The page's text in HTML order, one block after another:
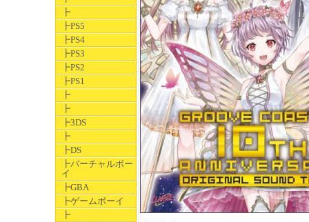
┣
┣PS5
┣PS4
┣PS3
┣PS2
┣PS1
┣
┣
┣3DS
┣
┣DS
┣バーチャルボー
イ
┣GBA
┣ゲームボーイ
┣